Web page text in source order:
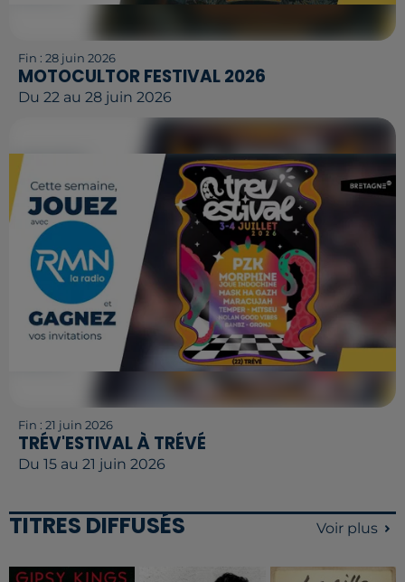
Fin : 28 juin 2026
MOTOCULTOR FESTIVAL 2026
Du 22 au 28 juin 2026
Fin : 21 juin 2026
TRÉV'ESTIVAL À TRÉVÉ
Du 15 au 21 juin 2026
TITRES DIFFUSÉS Voir plus